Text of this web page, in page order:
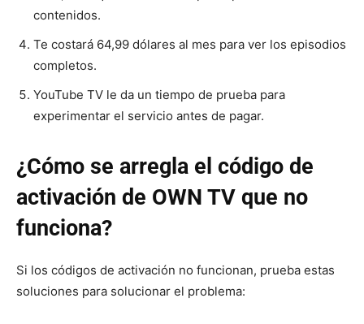
contenidos.
Te costará 64,99 dólares al mes para ver los episodios
completos.
YouTube TV le da un tiempo de prueba para
experimentar el servicio antes de pagar.
¿Cómo se arregla el código de
activación de OWN TV que no
funciona?
Si los códigos de activación no funcionan, prueba estas
soluciones para solucionar el problema: